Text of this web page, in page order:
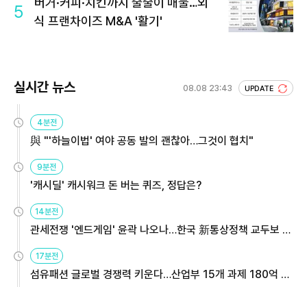
5
식 프랜차이즈 M&A '활기'
실시간 뉴스 08.08 23:43 UPDATE
4분전
與 "'하늘이법' 여야 공동 발의 괜찮아…그것이 협치"
9분전
'캐시딜' 캐시워크 돈 버는 퀴즈, 정답은?
14분전
관세전쟁 '엔드게임' 윤곽 나오나…한국 新통상정책 교두보 활
용해야
17분전
섬유패션 글로벌 경쟁력 키운다…산업부 15개 과제 180억 지